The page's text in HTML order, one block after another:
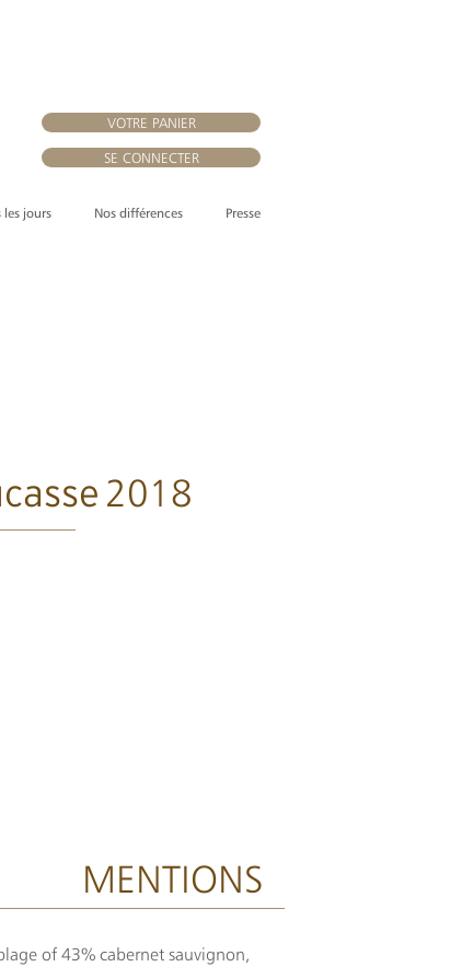
VOTRE PANIER
SE CONNECTER
les jours Nos différences Presse
2018
MENTIONS
of 43% cabernet sauvignon,